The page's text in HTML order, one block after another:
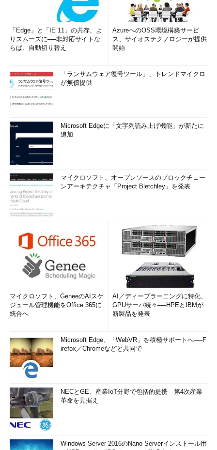
「Edge」と「IE 11」の共存、よ
りスムーズに──非対応サイトな
らば、自動切り替え
AzureへのOSS環境構築サービ
ス、サイオステクノロジーが提供
開始
「ランサムウェア復号ツール」、トレンドマイクロ
が無償提供
Microsoft Edgeに「文字列読み上げ機能」が新たに
追加
マイクロソフト、オープンソースのブロックチェー
ンアーキテクチャ「Project Bletchley」を発表
マイクロソフト、GeneeのAIスケ
ジュール管理機能をOffice 365に
統合へ
AI／ディープラーニングに特化、
GPUサーバ続々──HPEとIBMが
新製品を発表
Microsoft Edge、「WebVR」を積極サポートへ──F
irefox／Chromeなどと共同で
NECとGE、産業IoT分野で包括的提携 第4次産業
革命を見据え
Windows Server 2016のNano Serverインストール用